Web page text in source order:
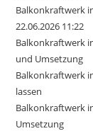
Balkonkraftwerk
22.06.2026 11:22
Balkonkraftwerk
und Umsetzung
Balkonkraftwerk
lassen
Balkonkraftwerk
Umsetzung